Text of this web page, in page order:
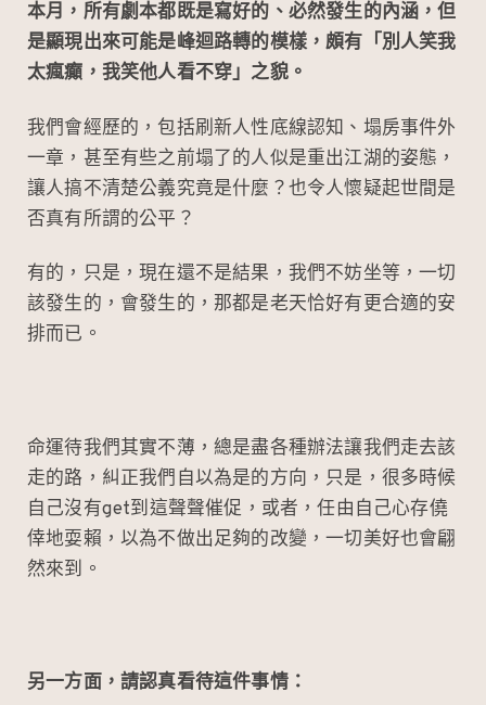
本月，所有劇本都既是寫好的、必然發生的內涵，但
是顯現出來可能是峰迴路轉的模樣，頗有「別人笑我
太瘋癲，我笑他人看不穿」之貌。
我們會經歷的，包括刷新人性底線認知、塌房事件外
一章，甚至有些之前塌了的人似是重出江湖的姿態，
讓人搞不清楚公義究竟是什麼？也令人懷疑起世間是
否真有所謂的公平？
有的，只是，現在還不是結果，我們不妨坐等，一切
該發生的，會發生的，那都是老天恰好有更合適的安
排而已。
命運待我們其實不薄，總是盡各種辦法讓我們走去該
走的路，糾正我們自以為是的方向，只是，很多時候
自己沒有get到這聲聲催促，或者，任由自己心存僥
倖地耍賴，以為不做出足夠的改變，一切美好也會翩
然來到。
另一方面，請認真看待這件事情：